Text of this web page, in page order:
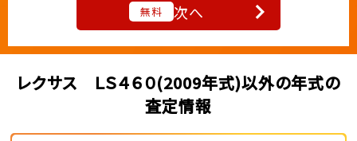
無料 次へ
レクサス ＬＳ４６０(2009年式)以外の年式の
査定情報